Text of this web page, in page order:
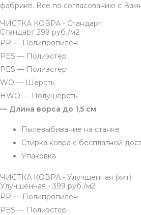
фабрике. Все по согласованию с
ЧИСТКА КОВРА - Стандарт
Стандарт 299 руб./м2
PP — Полипропилен
PES — Полиэстер
PES — Полиэстер
WO — Шерсть
HWO — Полушерсть
— Длина ворса до 1,5 см
Пылевыбивание на станке
Стирка ковра с бесплатной
Упаковка
ЧИСТКА КОВРА - Улучшенная (хит)
Улучшенная - 399 руб./м2
PP — Полипропилен
PES — Полиэстер